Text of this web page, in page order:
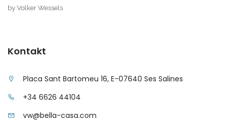
by Volker Wessels
Kontakt
Placa Sant Bartomeu 16, E-07640 Ses Salines
+34 6626 44104
vw@bella-casa.com